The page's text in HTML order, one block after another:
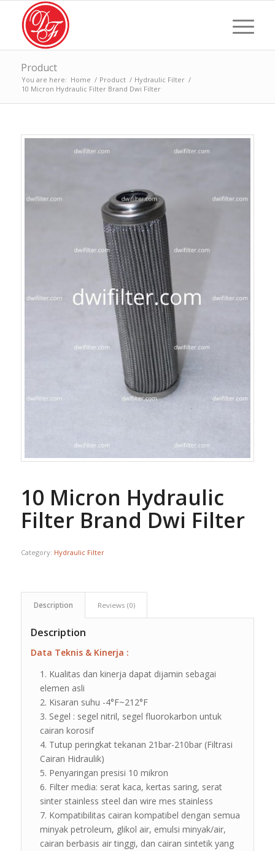
Product
You are here: Home / Product / Hydraulic Filter /
10 Micron Hydraulic Filter Brand Dwi Filter
10 Micron Hydraulic
Filter Brand Dwi Filter
Category: Hydraulic Filter
Description Reviews (0)
Description
Data Teknis & Kinerja :
Kualitas dan kinerja dapat dijamin sebagai
elemen asli
Kisaran suhu -4°F~212°F
Segel : segel nitril, segel fluorokarbon untuk
cairan korosif
Tutup peringkat tekanan 21bar-210bar (Filtrasi
Cairan Hidraulik)
Penyaringan presisi 10 mikron
Filter media: serat kaca, kertas saring, serat
sinter stainless steel dan wire mes stainless
Kompatibilitas cairan kompatibel dengan semua
minyak petroleum, glikol air, emulsi minyak/air,
cairan berbasis air tinggi, dan cairan sintetik yang